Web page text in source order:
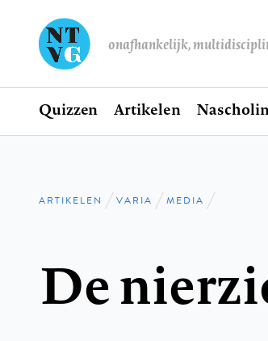
onafhankelijk,
Hoofdnavigatie
Home
Quizzen Artikelen
Kruimelpad
ARTIKELEN VARIA MEDIA
De